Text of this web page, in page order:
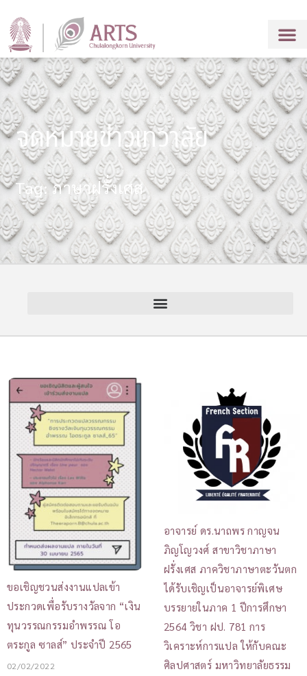
จดหมายข่าวเทวาลัย
Tag: ภาษาฝรั่งเศส
ขอเชิญชวนส่งงานแปลเข้า
ประกวดเพื่อรับรางวัลจาก “เงิน
ทุนวรรณกรรมอำพรรณ โอ
ตระกูล ซาลส์” ประจำปี 2565
02/02/2022
อาจารย์ ดร.นาถพร กาญจน
ภิญโญวงศ์ สาขาวิชาภาษา
ฝรั่งเศส ภาควิชาภาษาตะวันตก
ได้รับเชิญเป็นอาจารย์พิเศษ
บรรยายในภาค 1 ปีการศึกษา
2564 วิชา ฝป. 781 การ
วิเคราะห์การแปล ให้กับคณะ
ศิลปศาสตร์ มหาวิทยาลัยธรรม